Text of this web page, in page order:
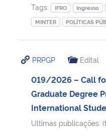
Tags:
IFRO Ingresso
MINTER
POLÍTICAS
PRPGP Edital
019/2026 – Call
Graduate Degree
International
Ultimas publicações: